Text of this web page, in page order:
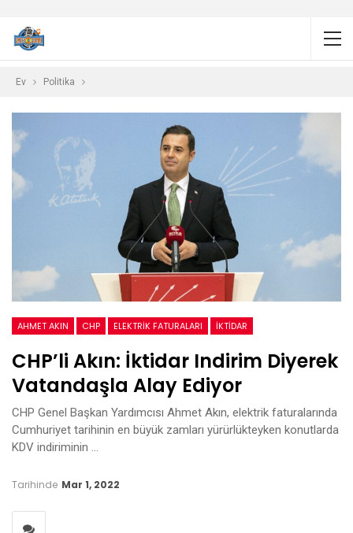
Ev Politika
AHMET AKIN CHP ELEKTRIK FATURALARI İKTIDAR
CHP’li Akın: İktidar Indirim Diyerek
Vatandaşla Alay Ediyor
CHP Genel Başkan Yardımcısı Ahmet Akın, elektrik faturalarında
Cumhuriyet tarihinin en büyük zamları yürürlükteyken konutlarda
KDV indiriminin …
Tarihinde Mar 1, 2022